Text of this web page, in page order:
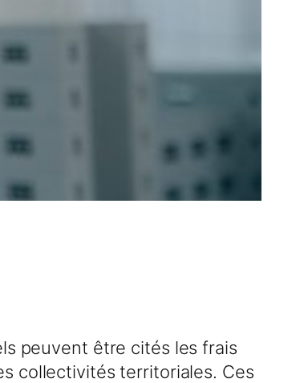
peuvent être cités les frais
collectivités territoriales. Ces